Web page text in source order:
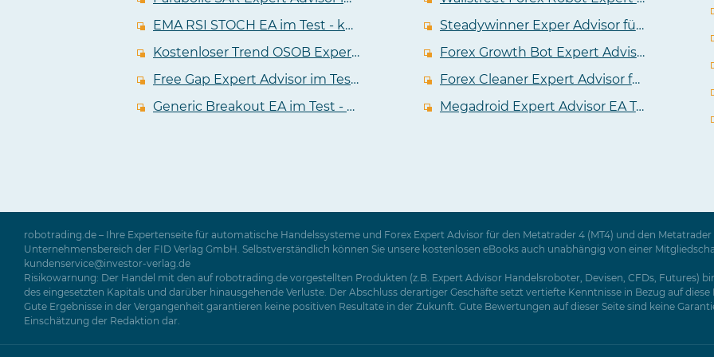
EMA RSI STOCH EA im Test - kostenloser Expert Advisor für den MT4
Kostenloser Trend OSOB Expert Advisor im Test
Free Gap Expert Advisor im Test - kostenloser EA für den Metatrader 4
Generic Breakout EA im Test - kostenloser Expert Advisor mit profitablem Backtest
Steadywinner Exper Advisor für Metatrader 4 im Test
Forex Growth Bot Expert Advisor für den Metatrader im Test
Forex Cleaner Expert Advisor für Metatrader im ausführlichen Test
Megadroid Expert Advisor EA Test
robotrading.de – Ihre Expertenseite für automatische Handelssysteme und Forex Expert Advisor für den Metatrader 4 (MT4) und den
Unternehmensbereich der FID Verlag GmbH. Selbstverständlich können Sie unsere kostenlosen eBooks auch unabhängig von einer
kundenservice@investor-verlag.de
Risikowarnung: Der Handel mit den auf robotrading.de vorgestellten Produkten (z.B. Expert Advisor Handelsroboter, Devisen, CFDs, Futures)
des eingesetzten Kapitals und darüber hinausgehende Verluste. Der Abschluss derartiger Geschäfte setzt vertiefte Kenntnisse in Bezug auf
Gute Ergebnisse in der Vergangenheit garantieren keine positiven Resultate in der Zukunft. Gute Bewertungen auf dieser Seite sind keine
Einschätzung der Redaktion dar.